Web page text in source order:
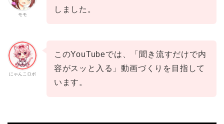
モモ
しました。
にゃんこロボ
このYouTubeでは、「聞き流すだけで内
容がスッと入る」動画づくりを目指して
います。